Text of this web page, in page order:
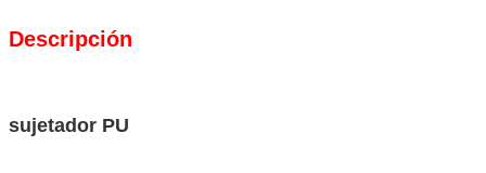
Descripción
sujetador PU